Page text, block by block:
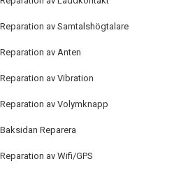
Reparation av Samtalshögtalare
Reparation av Anten
Reparation av Vibration
Reparation av Volymknapp
Baksidan Reparera
Reparation av Wifi/GPS